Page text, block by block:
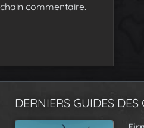
commentaire.
DERNIERS GUIDES